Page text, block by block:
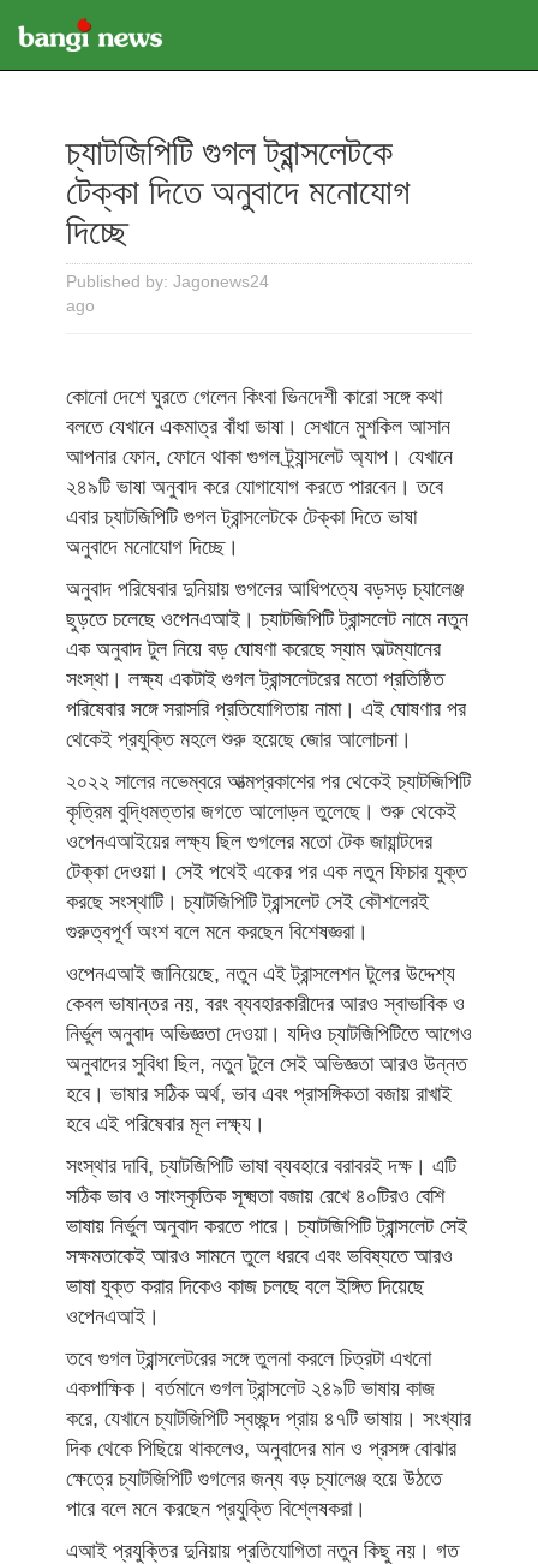
চ্যাটজিপিটি গুগল ট্রান্সলেটকে
টেক্কা দিতে অনুবাদে মনোযোগ
দিচ্ছে
Published by: Jagonews24
ago
কোনো দেশে ঘুরতে গেলেন কিংবা ভিনদেশী কারো সঙ্গে কথা
বলতে যেখানে একমাত্র বাঁধা ভাষা। সেখানে মুশকিল আসান
আপনার ফোন, ফোনে থাকা গুগল ট্র্যান্সলেট অ্যাপ। যেখানে
২৪৯টি ভাষা অনুবাদ করে যোগাযোগ করতে পারবেন। তবে
এবার চ্যাটজিপিটি গুগল ট্রান্সলেটকে টেক্কা দিতে ভাষা
অনুবাদে মনোযোগ দিচ্ছে।
অনুবাদ পরিষেবার দুনিয়ায় গুগলের আধিপত্যে বড়সড় চ্যালেঞ্জ
ছুড়তে চলেছে ওপেনএআই। চ্যাটজিপিটি ট্রান্সলেট নামে নতুন
এক অনুবাদ টুল নিয়ে বড় ঘোষণা করেছে স্যাম অল্টম্যানের
সংস্থা। লক্ষ্য একটাই গুগল ট্রান্সলেটরের মতো প্রতিষ্ঠিত
পরিষেবার সঙ্গে সরাসরি প্রতিযোগিতায় নামা। এই ঘোষণার পর
থেকেই প্রযুক্তি মহলে শুরু হয়েছে জোর আলোচনা।
২০২২ সালের নভেম্বরে আত্মপ্রকাশের পর থেকেই চ্যাটজিপিটি
কৃত্রিম বুদ্ধিমত্তার জগতে আলোড়ন তুলেছে। শুরু থেকেই
ওপেনএআইয়ের লক্ষ্য ছিল গুগলের মতো টেক জায়ান্টদের
টেক্কা দেওয়া। সেই পথেই একের পর এক নতুন ফিচার যুক্ত
করছে সংস্থাটি। চ্যাটজিপিটি ট্রান্সলেট সেই কৌশলেরই
গুরুত্বপূর্ণ অংশ বলে মনে করছেন বিশেষজ্ঞরা।
ওপেনএআই জানিয়েছে, নতুন এই ট্রান্সলেশন টুলের উদ্দেশ্য
কেবল ভাষান্তর নয়, বরং ব্যবহারকারীদের আরও স্বাভাবিক ও
নির্ভুল অনুবাদ অভিজ্ঞতা দেওয়া। যদিও চ্যাটজিপিটিতে আগেও
অনুবাদের সুবিধা ছিল, নতুন টুলে সেই অভিজ্ঞতা আরও উন্নত
হবে। ভাষার সঠিক অর্থ, ভাব এবং প্রাসঙ্গিকতা বজায় রাখাই
হবে এই পরিষেবার মূল লক্ষ্য।
সংস্থার দাবি, চ্যাটজিপিটি ভাষা ব্যবহারে বরাবরই দক্ষ। এটি
সঠিক ভাব ও সাংস্কৃতিক সূক্ষ্মতা বজায় রেখে ৪০টিরও বেশি
ভাষায় নির্ভুল অনুবাদ করতে পারে। চ্যাটজিপিটি ট্রান্সলেট সেই
সক্ষমতাকেই আরও সামনে তুলে ধরবে এবং ভবিষ্যতে আরও
ভাষা যুক্ত করার দিকেও কাজ চলছে বলে ইঙ্গিত দিয়েছে
ওপেনএআই।
তবে গুগল ট্রান্সলেটরের সঙ্গে তুলনা করলে চিত্রটা এখনো
একপাক্ষিক। বর্তমানে গুগল ট্রান্সলেট ২৪৯টি ভাষায় কাজ
করে, যেখানে চ্যাটজিপিটি স্বচ্ছন্দ প্রায় ৪৭টি ভাষায়। সংখ্যার
দিক থেকে পিছিয়ে থাকলেও, অনুবাদের মান ও প্রসঙ্গ বোঝার
ক্ষেত্রে চ্যাটজিপিটি গুগলের জন্য বড় চ্যালেঞ্জ হয়ে উঠতে
পারে বলে মনে করছেন প্রযুক্তি বিশ্লেষকরা।
এআই প্রযুক্তির দুনিয়ায় প্রতিযোগিতা নতুন কিছু নয়। গত